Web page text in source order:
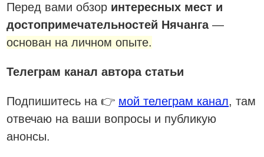
Перед вами обзор интересных мест и
достопримечательностей Нячанга—
основан на личном опыте.
Телеграм канал автора статьи
Подпишитесь на 👉 мой телеграм канал, там
отвечаю на ваши вопросы и публикую
анонсы.